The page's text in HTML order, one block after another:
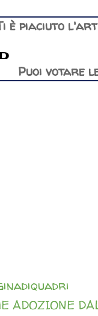
è piaciuto
Puoi votare
ADOZIONE